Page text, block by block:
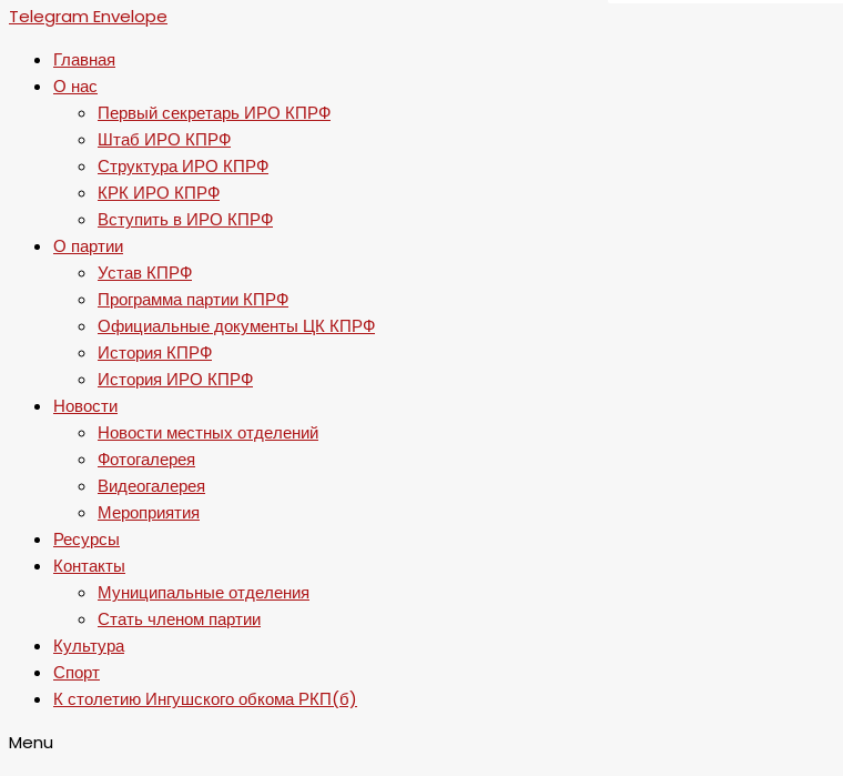
Telegram Envelope
Главная
О нас
Первый секретарь ИРО КПРФ
Штаб ИРО КПРФ
Структура ИРО КПРФ
КРК ИРО КПРФ
Вступить в ИРО КПРФ
О партии
Устав КПРФ
Программа партии КПРФ
Официальные документы ЦК КПРФ
История КПРФ
История ИРО КПРФ
Новости
Новости местных отделений
Фотогалерея
Видеогалерея
Мероприятия
Ресурсы
Контакты
Муниципальные отделения
Стать членом партии
Культура
Спорт
К столетию Ингушского обкома РКП(б)
Menu